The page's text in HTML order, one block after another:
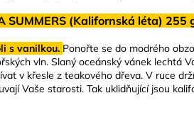
SUMMERS (Kalifornská léta) 255
s vanilkou. Ponořte se do modrého
vln. Slaný oceánský vánek lechtá
v křesle z teakového dřeva. V ruce
Vaše starosti. Tak uklidňující jsou